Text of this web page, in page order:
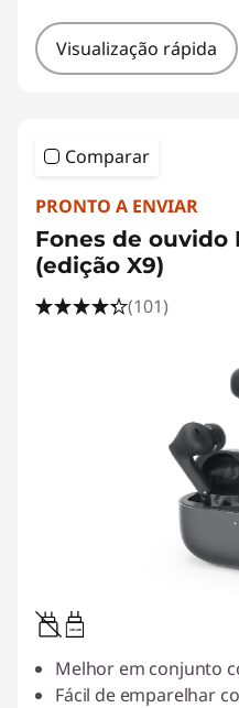
Visualização rápida
Comparar
PRONTO A ENVIAR
Fones de ouvido
(edição X9)
(101)
3W-4W
Melhor em conjunto
Fácil de emparelhar